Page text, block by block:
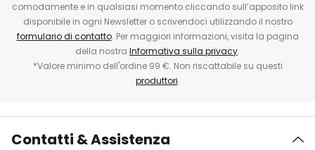
comodamente e in qualsiasi momento cliccando sull’apposito link
disponibile in ogni Newsletter o scrivendoci utilizzando il nostro
formulario di contatto. Per maggiori informazioni, visita la pagina
della nostra Informativa sulla privacy.
*Valore minimo dell'ordine 99 €. Non riscattabile su questi
produttori.
Contatti & Assistenza